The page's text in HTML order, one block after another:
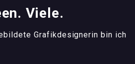
Viele.
Grafikdesignerin bin ich